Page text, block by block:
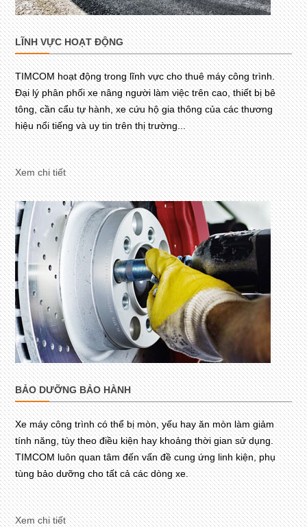
LĨNH VỰC HOẠT ĐỘNG
TIMCOM hoạt động trong lĩnh vực cho thuê máy công trình.
Đại lý phân phối xe nâng người làm việc trên cao, thiết bị bê
tông, cần cẩu tự hành, xe cứu hộ gia thông của các thương
hiệu nổi tiếng và uy tin trên thị trường...
Xem chi tiết
BẢO DƯỠNG BẢO HÀNH
Xe máy công trình có thể bị mòn, yếu hay ăn mòn làm giảm
tính năng, tùy theo điều kiện hay khoảng thời gian sử dụng.
TIMCOM luôn quan tâm đến vấn đề cung ứng linh kiện, phụ
tùng bảo dưỡng cho tất cả các dòng xe.
Xem chi tiết